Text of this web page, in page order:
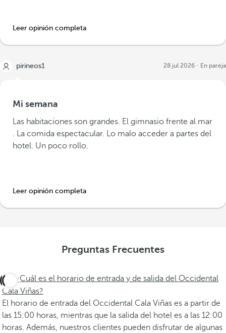
Leer opinión completa
pirineos1 28 jul 2026 En pareja
Mi semana
Las habitaciones son grandes. El gimnasio frente al mar
. La comida espectacular. Lo malo acceder a partes del
hotel. Un poco rollo.
Leer opinión completa
Preguntas Frecuentes
¿Cuál es el horario de entrada y de salida del Occidental
Cala Viñas?
El horario de entrada del Occidental Cala Viñas es a partir de
las 15:00 horas, mientras que la salida del hotel es a las 12:00
horas. Además, nuestros clientes pueden disfrutar de algunas